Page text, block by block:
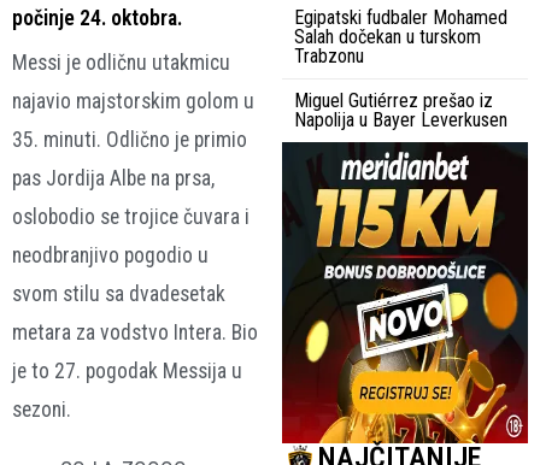
počinje 24. oktobra.
Messi je odličnu utakmicu
najavio majstorskim golom u
35. minuti. Odlično je primio
pas Jordija Albe na prsa,
oslobodio se trojice čuvara i
neodbranjivo pogodio u
svom stilu sa dvadesetak
metara za vodstvo Intera. Bio
je to 27. pogodak Messija u
sezoni.
Egipatski fudbaler Mohamed
Salah dočekan u turskom
Trabzonu
Miguel Gutiérrez prešao iz
Napolija u Bayer Leverkusen
NAJČITANIJE